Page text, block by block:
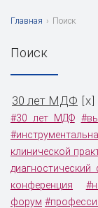
Главная › Поиск
Поиск
30 лет МДФ x
#30 лет МДФ
клинической
диагностический
конференция
форум